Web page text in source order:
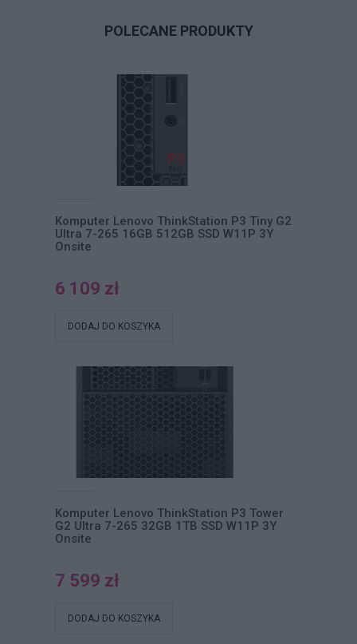
POLECANE PRODUKTY
Komputer Lenovo ThinkStation P3 Tiny G2
Ultra 7-265 16GB 512GB SSD W11P 3Y
Onsite
6 109 zł
DODAJ DO KOSZYKA
Komputer Lenovo ThinkStation P3 Tower
G2 Ultra 7-265 32GB 1TB SSD W11P 3Y
Onsite
7 599 zł
DODAJ DO KOSZYKA